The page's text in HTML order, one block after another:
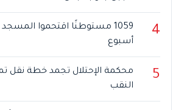
4
1059 مستوطنًا اقتحموا
أسبوع
5
محكمة الإحتلال تجمد خطة نقل
النقب